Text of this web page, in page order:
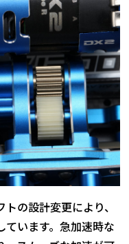
の設計変更により、
います。急加速時な